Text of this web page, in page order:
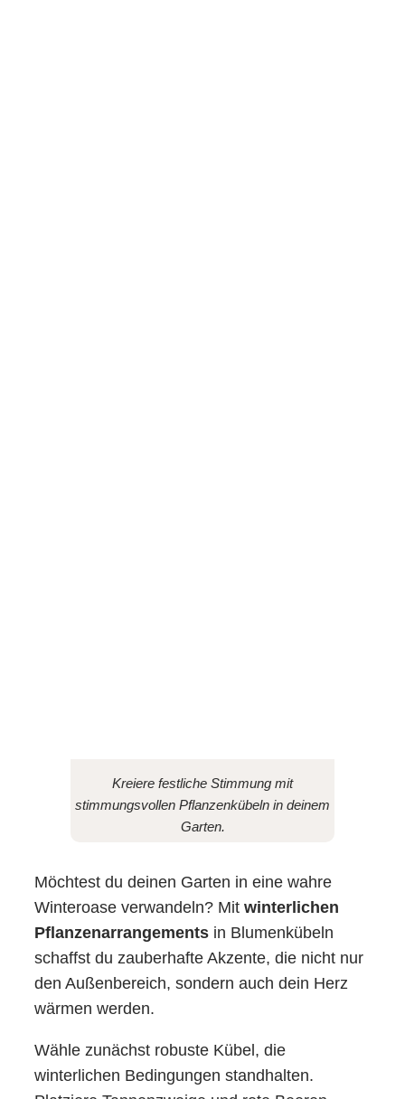
Kreiere festliche Stimmung mit
stimmungsvollen Pflanzenkübeln in deinem
Garten.
Möchtest du deinen Garten in eine wahre
Winteroase verwandeln? Mit winterlichen
Pflanzenarrangements in Blumenkübeln
schaffst du zauberhafte Akzente, die nicht nur
den Außenbereich, sondern auch dein Herz
wärmen werden.
Wähle zunächst robuste Kübel, die
winterlichen Bedingungen standhalten.